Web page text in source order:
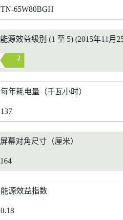
TN-65W80BGH
能源效益級別 (1 至 5) (2015年11月
2
每年耗电量（千瓦小时）
137
屏幕对角尺寸（厘米）
164
能源效益指数
0.18